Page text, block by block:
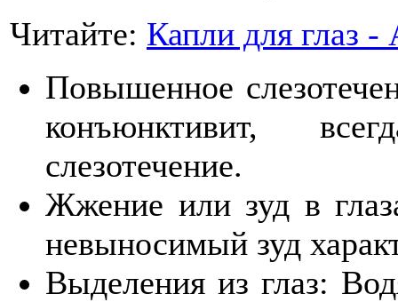
Читайте: Капли для глаз
Повышенное
конъюнктивит,
слезотечение.
Жжение или зуд в
невыносимый зуд
Выделения из глаз: